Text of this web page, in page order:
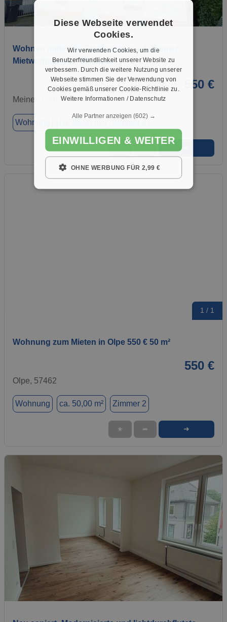
1 / 6
Wohnen mitten im Stadtzentrum - 4-Zimmer
Mietwohnung mit Terrasse
550 €
Meinerzhagen, 58540
Wohnung
1 / 1
Wohnung zum Mieten in Olpe 550 € 50 m²
550 €
Olpe, 57462
Wohnung ca. 50,00 m² Zimmer 2
★ ➦ ➜
1 / 10
Diese Webseite verwendet
Cookies.
Wir verwenden Cookies, um die
Benutzerfreundlichkeit unserer Website zu
verbessern. Durch die weitere Nutzung unserer
Webseite stimmen Sie der Verwendung von
Cookies gemäß unserer Cookie-Richtlinie zu.
Weitere Informationen / Datenschutz
Alle Partner anzeigen (602) →
EINWILLIGEN & WEITER
OHNE WERBUNG FÜR 2,99 €